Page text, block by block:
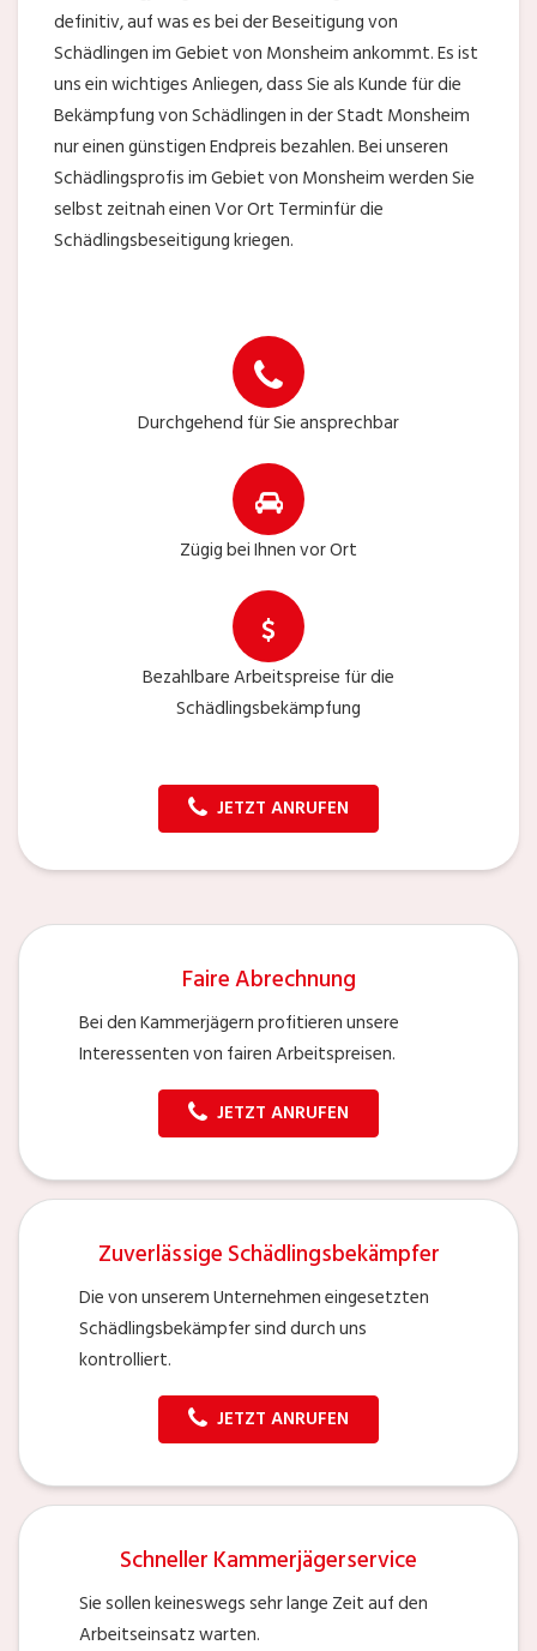
definitiv, auf was es bei der Beseitigung von
Schädlingen im Gebiet von Monsheim ankommt. Es ist
uns ein wichtiges Anliegen, dass Sie als Kunde für die
Bekämpfung von Schädlingen in der Stadt Monsheim
nur einen günstigen Endpreis bezahlen. Bei unseren
Schädlingsprofis im Gebiet von Monsheim werden Sie
selbst zeitnah einen Vor Ort Terminfür die
Schädlingsbeseitigung kriegen.
Durchgehend für Sie ansprechbar
Zügig bei Ihnen vor Ort
Bezahlbare Arbeitspreise für die
Schädlingsbekämpfung
JETZT ANRUFEN
Faire Abrechnung
Bei den Kammerjägern profitieren unsere
Interessenten von fairen Arbeitspreisen.
JETZT ANRUFEN
Zuverlässige Schädlingsbekämpfer
Die von unserem Unternehmen eingesetzten
Schädlingsbekämpfer sind durch uns
kontrolliert.
JETZT ANRUFEN
Schneller Kammerjägerservice
Sie sollen keineswegs sehr lange Zeit auf den
Arbeitseinsatz warten.